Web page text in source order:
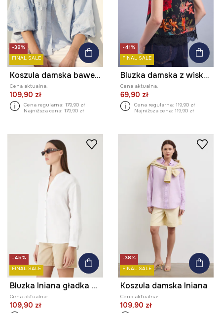
-38%
FINAL SALE
Koszula damska bawełniana żakardowa
Cena aktualna:
109,90 zł
Cena regularna: 179,90 zł
Najniższa cena: 179,90 zł
-41%
FINAL SALE
Bluzka damska z wiskozy z koronką
Cena aktualna:
69,90 zł
Cena regularna: 119,90 zł
Najniższa cena: 119,90 zł
-45%
FINAL SALE
Bluzka lniana gładka kolor biały
Cena aktualna:
109,90 zł
-38%
FINAL SALE
Koszula damska lniana
Cena aktualna:
109,90 zł